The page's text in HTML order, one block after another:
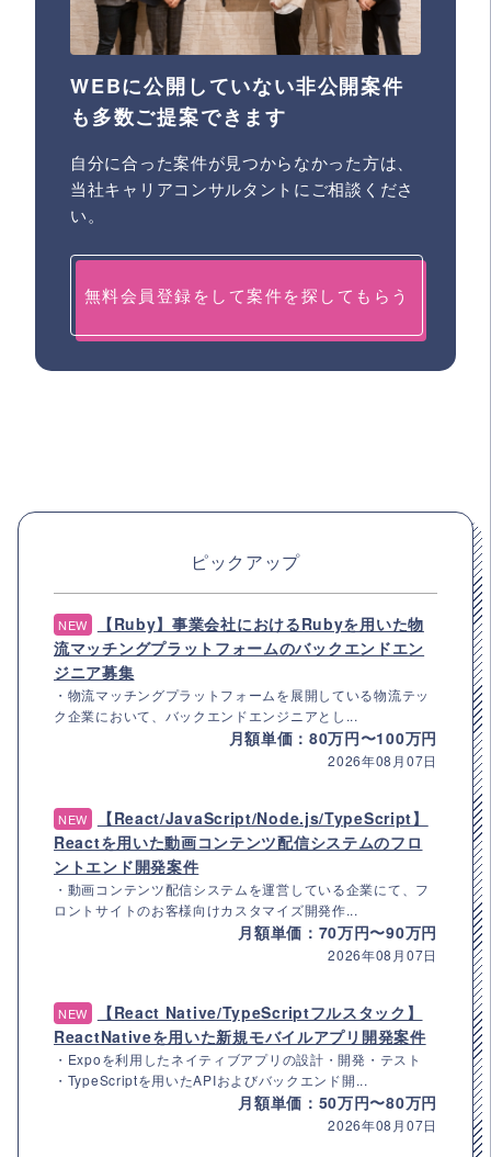
WEBに公開していない非公開案件
も多数ご提案できます
自分に合った案件が見つからなかった方は、
当社キャリアコンサルタントにご相談くださ
い。
無料会員登録をして案件を探してもらう
ピックアップ
NEW
【Ruby】事業会社におけるRubyを用いた物
流マッチングプラットフォームのバックエンドエン
ジニア募集
・物流マッチングプラットフォームを展開している物流テッ
ク企業において、バックエンドエンジニアとし...
月額単価：80万円〜100万円
2026年08月07日
NEW
【React/JavaScript/Node.js/TypeScript】
Reactを用いた動画コンテンツ配信システムのフロ
ントエンド開発案件
・動画コンテンツ配信システムを運営している企業にて、フ
ロントサイトのお客様向けカスタマイズ開発作...
月額単価：70万円〜90万円
2026年08月07日
NEW
【React Native/TypeScriptフルスタック】
ReactNativeを用いた新規モバイルアプリ開発案件
・Expoを利用したネイティブアプリの設計・開発・テスト
・TypeScriptを用いたAPIおよびバックエンド開...
月額単価：50万円〜80万円
2026年08月07日